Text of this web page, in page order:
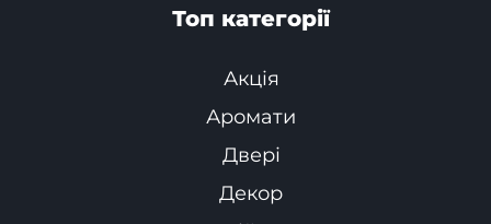
Топ категорії
Акція
Аромати
Двері
Декор